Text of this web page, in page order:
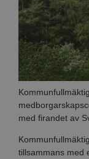
med firandet av
tillsammans med